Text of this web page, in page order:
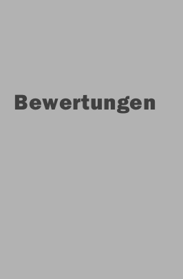
Bewertungen